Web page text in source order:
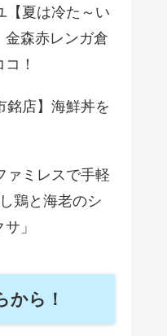
【夏は冷た～い
金森赤レンガ倉
！
銘店】海鮮丼を
ァミレスで手軽
鶏と海老のシ
」
から！